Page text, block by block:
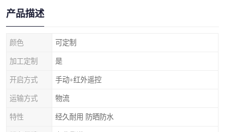
产品描述
颜色 可定制
加工定制 是
开启方式 手动+红外遥控
运输方式 物流
特性 经久耐用 防晒防水